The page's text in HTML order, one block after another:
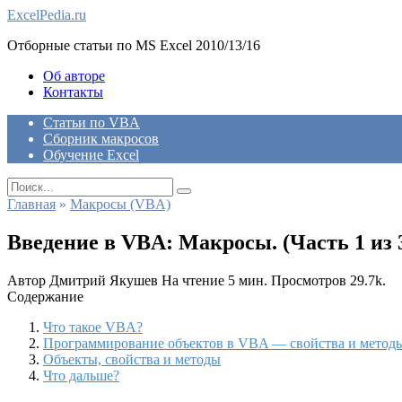
Skip
content
ExcelPedia.ru
Отборные статьи по MS Excel 2010/13/16
Об авторе
Контакты
Статьи по VBA
Сборник макросов
Обучение Excel
Search
for:
Главная » Макросы (VBA)
Введение в VBA: Макросы. (Часть 1 из
Автор Дмитрий Якушев На чтение 5 мин. Просмотров 29.7k.
Содержание
Что такое VBA?
Программирование объектов в VBA — свойства и
Объекты, свойства и методы
Что дальше?